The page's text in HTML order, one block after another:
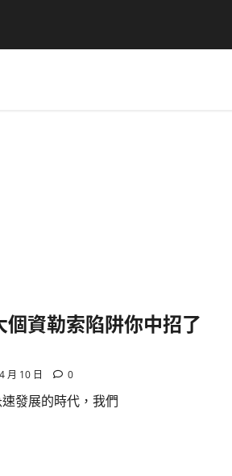
個資勒索陷阱你中招了
月 10 日 0
發展的時代，我們